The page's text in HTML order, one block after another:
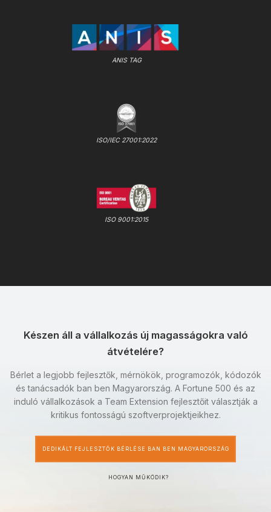
ANIS TAG
ISO/IEC 27001:2022
ISO 9001:2015
Készen áll a vállalkozás új magasságokra való
átvételére?
Bérlet a legjobb fejlesztők, mérnökök, programozók, kódozók
és tanácsadók ban ben Magyarország. A Fortune 500 és az
induló vállalkozások a Team Extension fejlesztőit választják a
kritikus fontosságú szoftverprojektjeikhez.
DEDIKÁLT FEJLESZTŐK BÉRLÉSE BAN BEN MAGYARORSZÁG
HOGYAN MŰKÖDIK?